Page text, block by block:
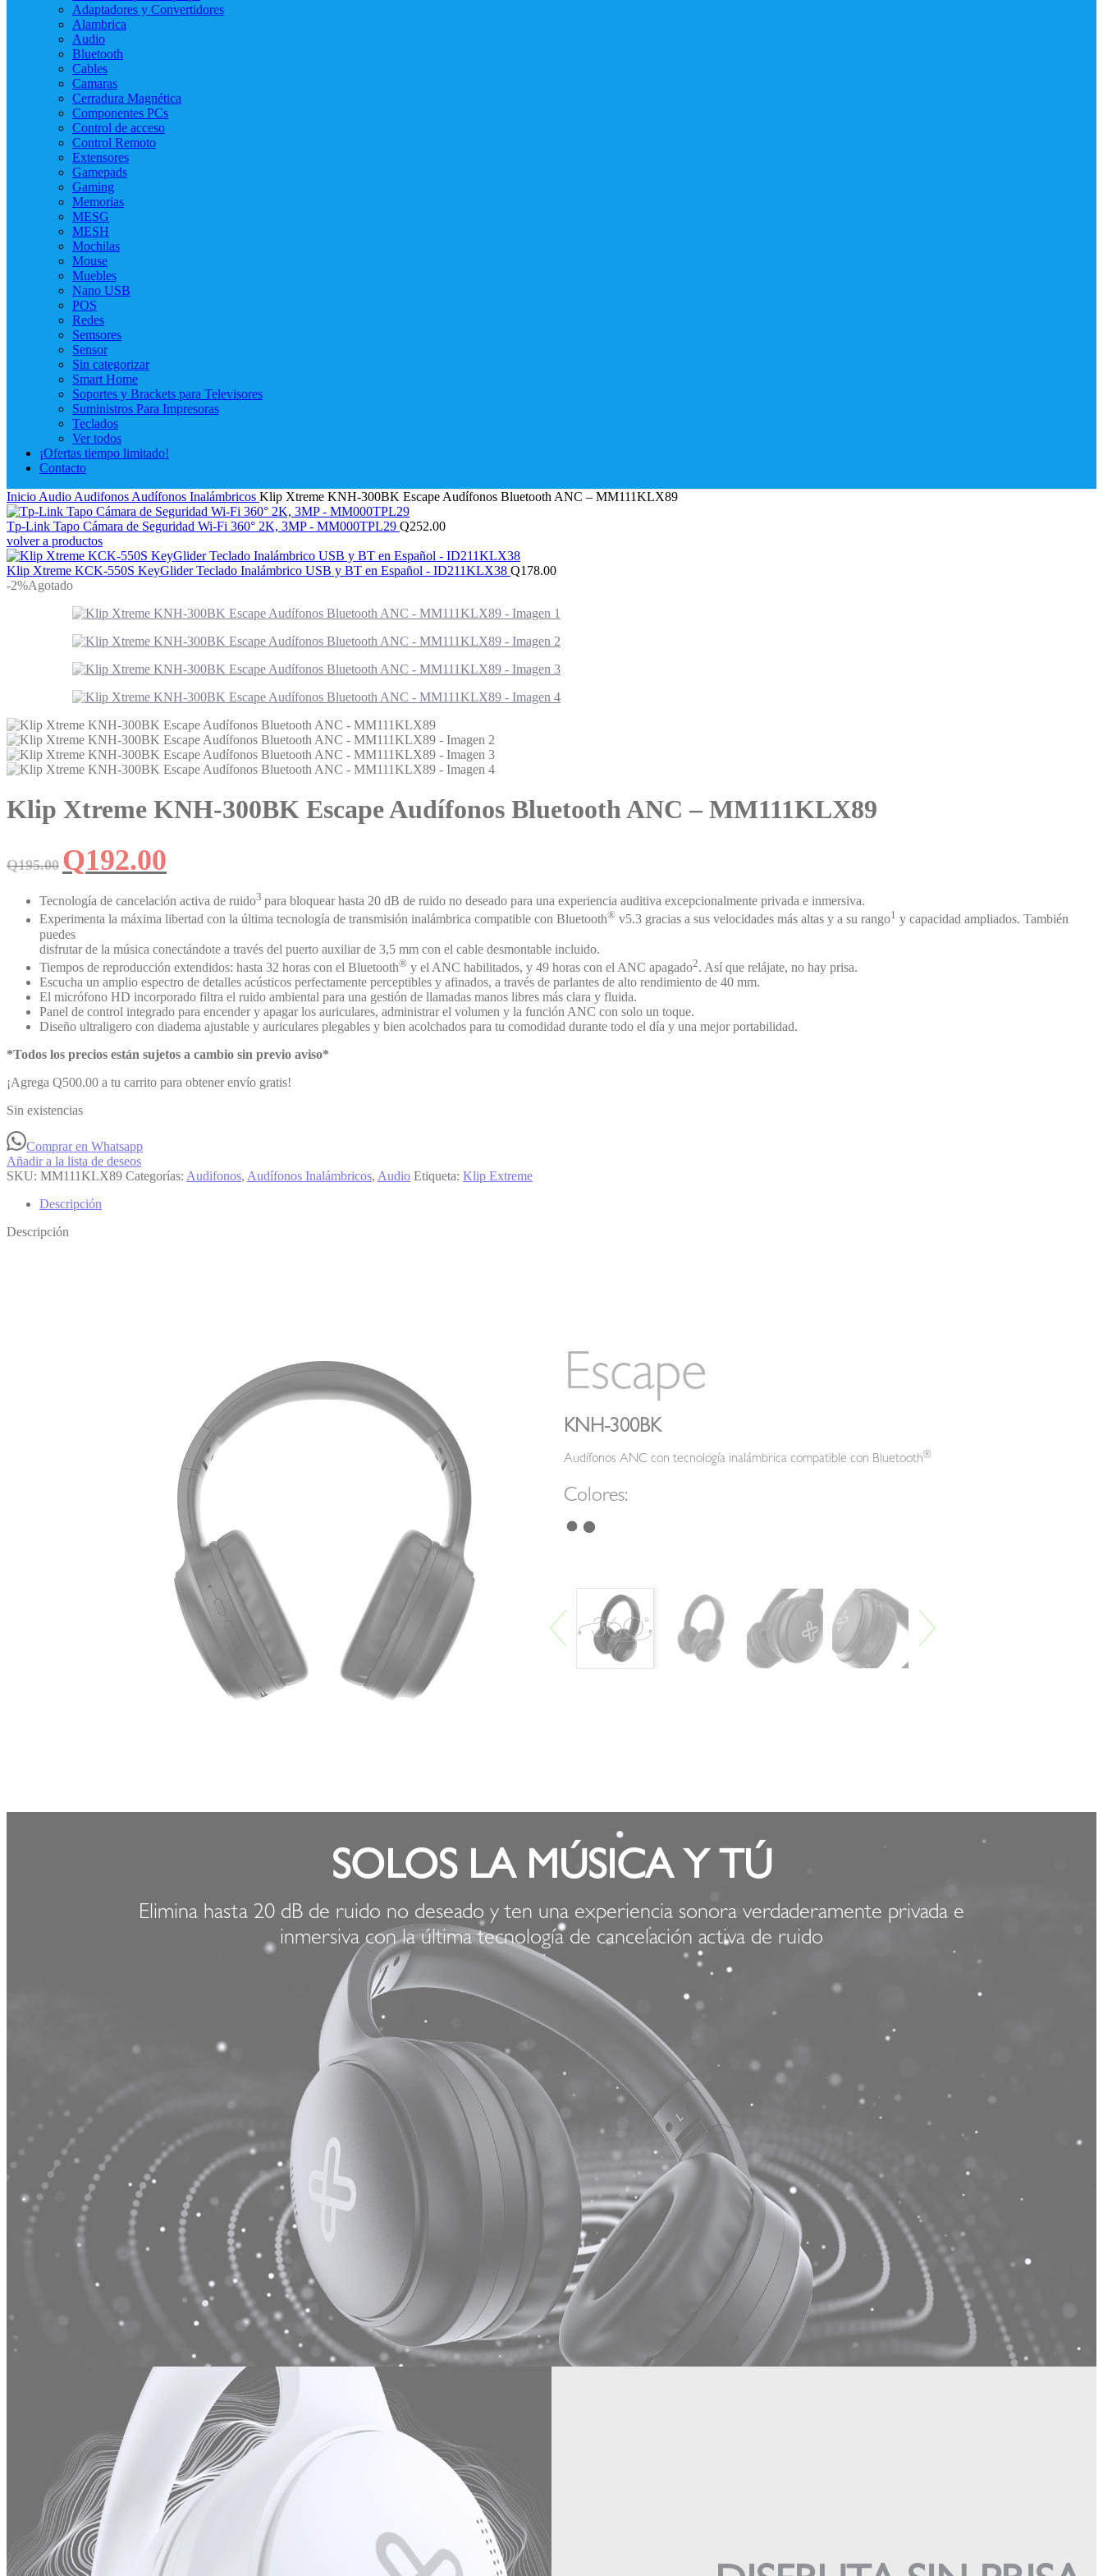
Adaptadores y Convertidores
Alambrica
Audio
Bluetooth
Cables
Camaras
Cerradura Magnética
Componentes PCs
Control de acceso
Control Remoto
Extensores
Gamepads
Gaming
Memorias
MESG
MESH
Mochilas
Mouse
Muebles
Nano USB
POS
Redes
Semsores
Sensor
Sin categorizar
Smart Home
Soportes y Brackets para Televisores
Suministros Para Impresoras
Teclados
Ver todos
¡Ofertas tiempo limitado!
Contacto
Inicio Audio Audifonos Audífonos Inalámbricos Klip Xtreme KNH-300BK Escape Audífonos Bluetooth ANC – MM111KLX89
Tp-Link Tapo Cámara de Seguridad Wi-Fi 360° 2K, 3MP - MM000TPL29 Q252.00
volver a productos
Klip Xtreme KCK-550S KeyGlider Teclado Inalámbrico USB y BT en Español - ID211KLX38 Q178.00
-2%Agotado
Klip Xtreme KNH-300BK Escape Audífonos Bluetooth ANC – MM111KLX89
Q195.00
El
precio
original
era:
Q195.00.
Q192.00
actual
es:
Q192.00.
Tecnología de cancelación activa de ruido3 para bloquear hasta 20 dB de ruido no deseado para una experiencia auditiva excepcionalmente privada e inmersiva.
Experimenta la máxima libertad con la última tecnología de transmisión inalámbrica compatible con Bluetooth® v5.3 gracias a sus velocidades más altas y a su rango1 y capacidad ampliados. También
puedes
disfrutar de la música conectándote a través del puerto auxiliar de 3,5 mm con el cable desmontable incluido.
Tiempos de reproducción extendidos: hasta 32 horas con el Bluetooth® y el ANC habilitados, y 49 horas con el ANC apagado2. Así que relájate, no hay prisa.
Escucha un amplio espectro de detalles acústicos perfectamente perceptibles y afinados, a través de parlantes de alto rendimiento de 40 mm.
El micrófono HD incorporado filtra el ruido ambiental para una gestión de llamadas manos libres más clara y fluida.
Panel de control integrado para encender y apagar los auriculares, administrar el volumen y la función ANC con solo un toque.
Diseño ultraligero con diadema ajustable y auriculares plegables y bien acolchados para tu comodidad durante todo el día y una mejor portabilidad.
*Todos los precios están sujetos a cambio sin previo aviso*
¡Agrega Q500.00 a tu carrito para obtener envío gratis!
Sin existencias
Comprar en Whatsapp
Añadir a la lista de deseos
SKU: MM111KLX89 Categorías: Audifonos, Audífonos Inalámbricos, Audio Etiqueta: Klip Extreme
Descripción
Descripción